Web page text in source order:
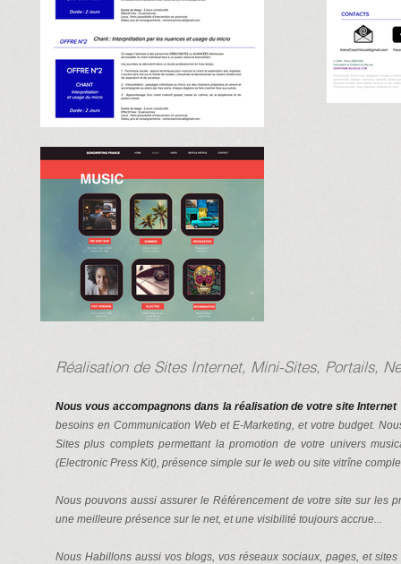
Réalisation de Sites Internet, Mini-Sites, Portails,
Nous vous accompagnons dans la réalisation de votre site
besoins en Communication Web et E-Marketing, et votre budget.
Sites plus complets permettant la promotion de votre univers
(Electronic Press Kit), présence simple sur le web ou site vitrîne
Nous pouvons aussi assurer le Référencement de votre site sur les
une meilleure présence sur le net, et une visibilité toujours accrue...
Nous Habillons aussi vos blogs, vos réseaux sociaux, pages, et